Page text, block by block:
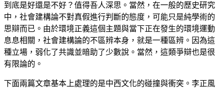
到底是好還是不好？值得吾人深思。當然，在一般的歷史研究
中，社會建構論不對真假進行判斷的態度，可能只是純學術的
思辯而已。由於環境正義這個主題與當下正在發生的環境運動
息息相關，社會建構論的不區辨本身，就是一種區辨。因為這
種立場，弱化了共識並暗助了少數說。當然，這類爭辯也是很
有限論的。
下面兩篇文章基本上處理的是中西文化的碰撞與衝突。李正風